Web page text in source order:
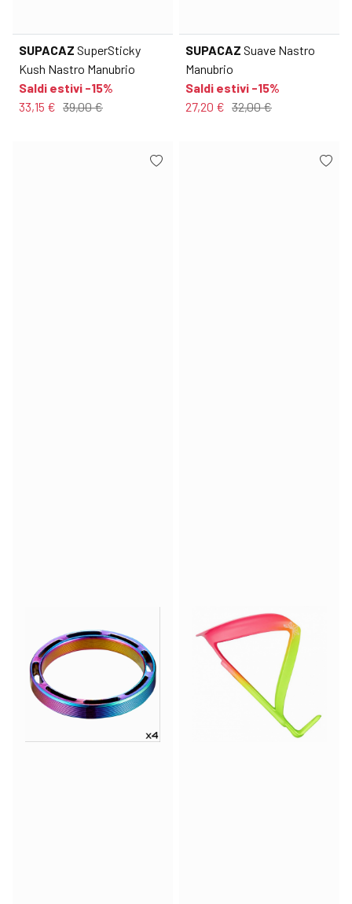
SUPACAZ SuperSticky
Kush Nastro Manubrio
Saldi estivi -15%
33,15 € 39,00 €
SUPACAZ Suave Nastro
Manubrio
Saldi estivi -15%
27,20 € 32,00 €